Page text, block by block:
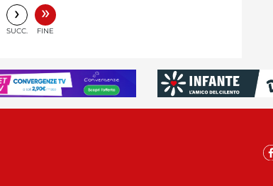
›
SUCC.
»
FINE